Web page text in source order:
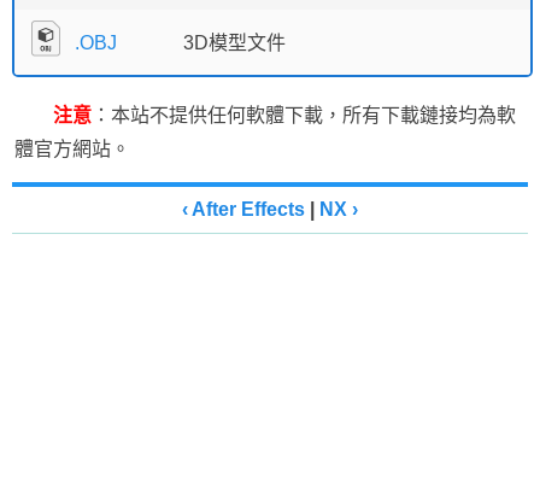
.OBJ 3D模型文件
注意 ：本站不提供任何軟體下載，所有下載鏈接均為軟
體官方網站。
‹ After Effects NX ›